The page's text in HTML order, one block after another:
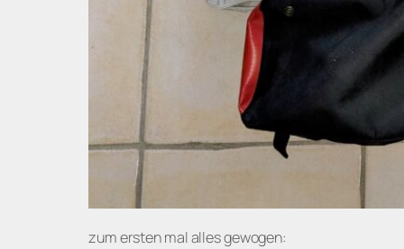
zum ersten mal alles gewogen: